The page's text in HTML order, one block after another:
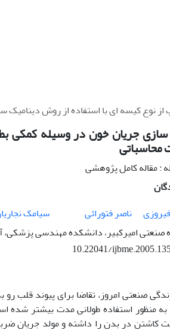
کیسه ای با استفاده از روش دینامیک
جریان خون در وسیله کمکی
محاسباتی
: مقاله کامل پژوهشی
ناصر فتورائی
سیامک
صنعتی امیرکبیر، دانشکده مهندسی پزشکی،
10.22041/
صنعتی امروز، تقاضا برای پیوند قلب
منظور استفاده طولانی مدت بیشتر شده
کاشتن در بدن را داشته و مولد جریان